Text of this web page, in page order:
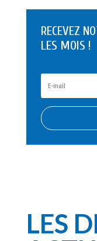
RECEVEZ
LES MOIS !
LES